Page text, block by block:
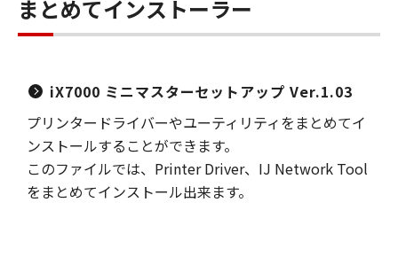
まとめてインストーラー
iX7000 ミニマスターセットアップ Ver.1.03
プリンタードライバーやユーティリティをまとめてイ
ンストールすることができます。
このファイルでは、Printer Driver、IJ Network Tool
をまとめてインストール出来ます。